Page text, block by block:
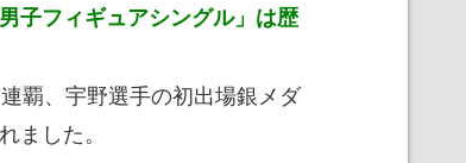
男子フィギュアシングル」は歴
覇、宇野選手の初出場銀メダ
ました。